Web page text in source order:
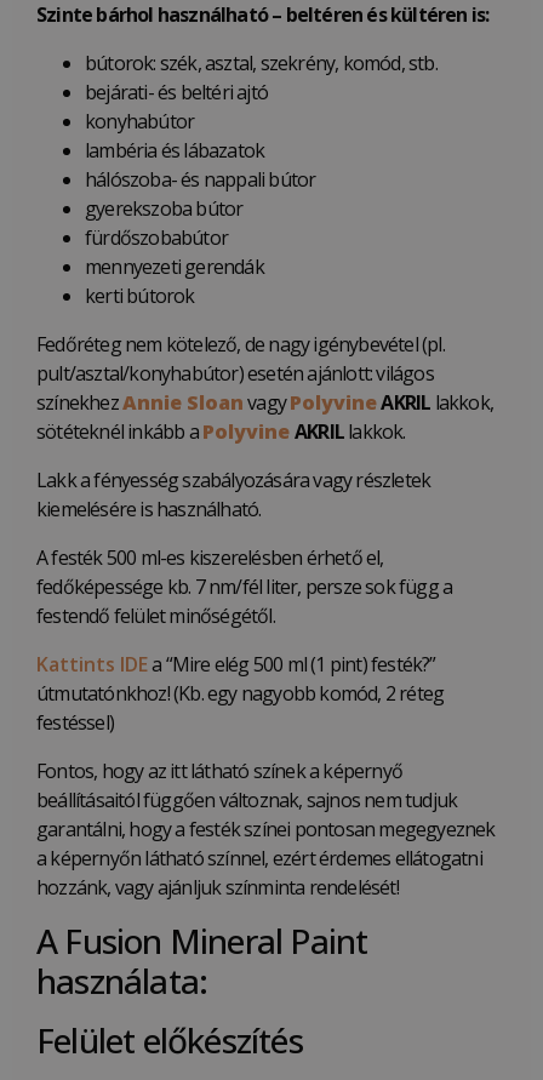
Szinte bárhol használható – beltéren és kültéren is:
bútorok: szék, asztal, szekrény, komód, stb.
bejárati- és beltéri ajtó
konyhabútor
lambéria és lábazatok
hálószoba- és nappali bútor
gyerekszoba bútor
fürdőszobabútor
mennyezeti gerendák
kerti bútorok
Fedőréteg nem kötelező, de nagy igénybevétel (pl.
pult/asztal/konyhabútor) esetén ajánlott: világos
színekhezAnnie SloanvagyPolyvineAKRIL lakkok,
sötéteknél inkább aPolyvineAKRILlakkok.
Lakk a fényesség szabályozására vagy részletek
kiemelésére is használható.
A festék 500 ml-es kiszerelésben érhető el,
fedőképessége kb. 7 nm/fél liter, persze sok függ a
festendő felület minőségétől.
Kattints IDEa “Mire elég 500 ml (1 pint) festék?”
útmutatónkhoz! (Kb. egy nagyobb komód, 2 réteg
festéssel)
Fontos, hogy az itt látható színek a képernyő
beállításaitól függően változnak, sajnos nem tudjuk
garantálni, hogy a festék színei pontosan megegyeznek
a képernyőn látható színnel, ezért érdemes ellátogatni
hozzánk, vagy ajánljuk színminta rendelését!
A Fusion Mineral Paint
használata:
Felület előkészítés